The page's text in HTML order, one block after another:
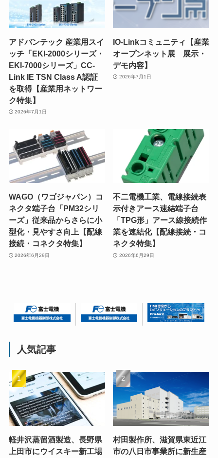
アドバンテック 産業用スイ
ッチ「EKI-2000シリーズ・
EKI-7000シリーズ」CC-
Link IE TSN Class A認証
を取得【産業用ネットワー
ク特集】
2026年7月1日
IO-Linkコミュニティ【産業
オープンネット展 展示・
デモ内容】
2026年7月1日
WAGO（ワゴジャパン）コ
ネクタ端子台「PM32シリ
ーズ」従来品からさらに小
型化・見やすさ向上【配線
接続・コネクタ特集】
2026年6月29日
不二電機工業、電線接続表
示付きアース速結端子台
「TPG形」アース線接続作
業を速結化【配線接続・コ
ネクタ特集】
2026年6月29日
人気記事
軽井沢蒸留酒製造、長野県
上田市にウイスキー新工場
村田製作所、滋賀県東近江
市の八日市事業所に新生産